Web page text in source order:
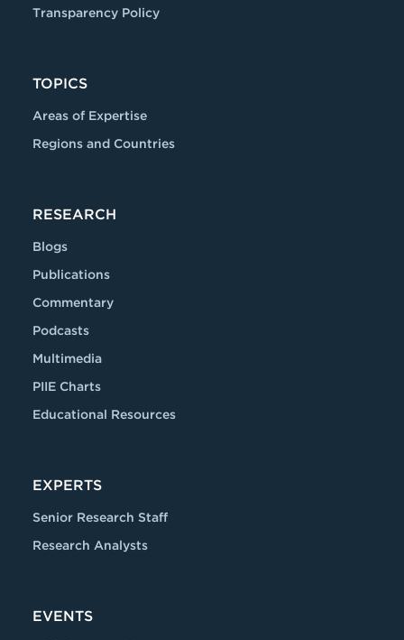
Transparency Policy
TOPICS
Areas of Expertise
Regions and Countries
RESEARCH
Blogs
Publications
Commentary
Podcasts
Multimedia
PIIE Charts
Educational Resources
EXPERTS
Senior Research Staff
Research Analysts
EVENTS